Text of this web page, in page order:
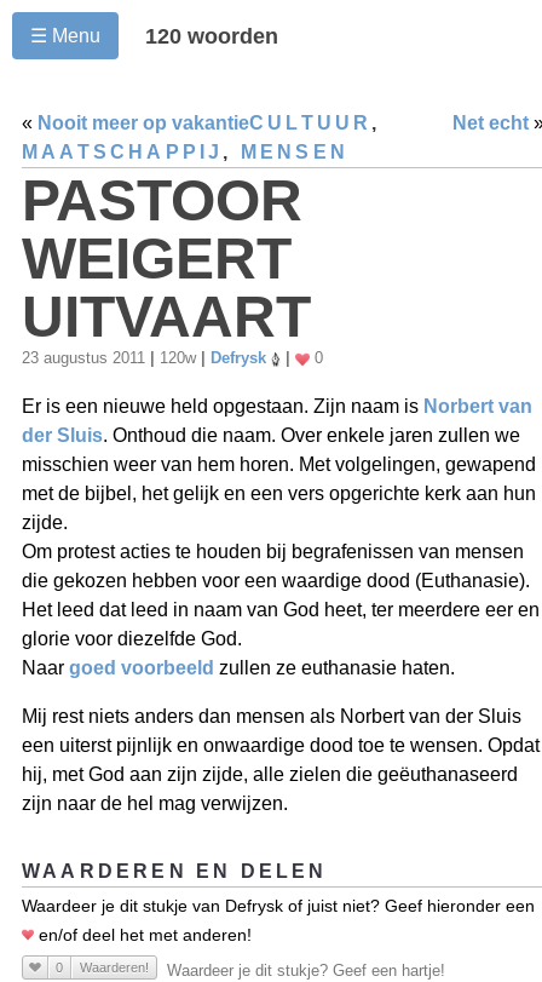
☰ Menu 120 woorden
« Nooit meer op vakantie Net echt
CULTUUR ,
MAATSCHAPPIJ , MENSEN
PASTOOR
WEIGERT
UITVAART
23 augustus 2011 120w Defrysk 0
Er is een nieuwe held opgestaan. Zijn naam is Norbert van
der Sluis. Onthoud die naam. Over enkele jaren zullen we
misschien weer van hem horen. Met volgelingen, gewapend
met de bijbel, het gelijk en een vers opgerichte kerk aan hun
zijde.
Om protest acties te houden bij begrafenissen van mensen
die gekozen hebben voor een waardige dood (Euthanasie).
Het leed dat leed in naam van God heet, ter meerdere eer en
glorie voor diezelfde God.
Naar goed voorbeeld zullen ze euthanasie haten.
Mij rest niets anders dan mensen als Norbert van der Sluis
een uiterst pijnlijk en onwaardige dood toe te wensen. Opdat
hij, met God aan zijn zijde, alle zielen die geëuthanaseerd
zijn naar de hel mag verwijzen.
WAARDEREN EN DELEN
Waardeer je dit stukje van Defrysk of juist niet? Geef hieronder een
en/of deel het met anderen!
0 Waarderen! Waardeer je dit stukje? Geef een hartje!